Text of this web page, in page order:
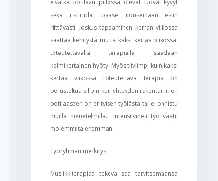
eivätkä potilaan piilossa olevat luovat kyvyt
sekä ristiriidat pääse nousemaan esiin
riittävästi. Joskus tapaaminen kerran viikossa
saattaa kehitystä mutta kaksi kertaa viikossa
toteutettavalla terapialla saadaan
kolmikertainen hyöty. Myös tiiviimpi kuin kaksi
kertaa viikossa toteutettava terapia on
perusteltua silloin kun yhteyden rakentaminen
potilaaseen on erityisen työlästä tai ei onnistu
muilla menetelmillä. Intensiivinen työ vaatii
molemmilta enemmän.
Työryhmän merkitys
Musiikkiterapiaa tekevä saa tarvitsemaansa